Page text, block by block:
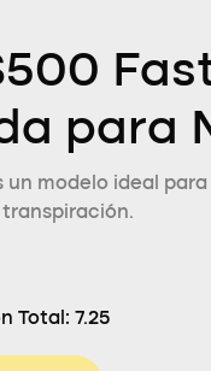
para
un modelo ideal
Total: 7.25